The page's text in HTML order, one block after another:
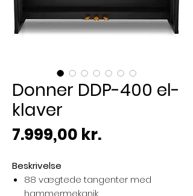
Donner DDP-400 el-
klaver
7.999,00 kr.Pris
Beskrivelse
88 vægtede tangenter med
hammermekanik